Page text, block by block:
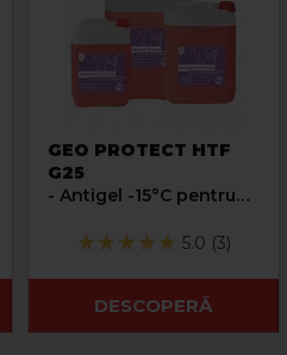
GEO PROTECT HTF
G25
- Antigel -15°C pentru
5.0 (3)
DESCOPERĂ